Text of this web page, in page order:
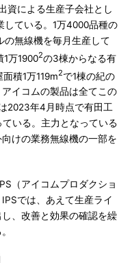
資による生産子会社とし
している。1万4000品種の
の無線機を毎月生産して
1万19002の3棟からなる有
面積1万119m2で1棟の紀の
イコムの製品は全てこの
2023年4月時点で有田工
いる。主力となっている
けの業務無線機の一部を
（アイコムプロダクショ
では、あえて生産ライ
、改善と効果の確認を繰